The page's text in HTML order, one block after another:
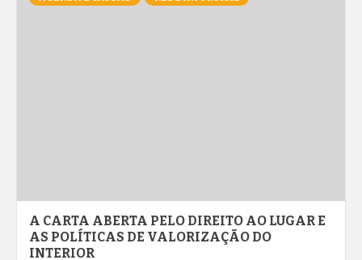
A CARTA ABERTA PELO DIREITO AO LUGAR E
AS POLÍTICAS DE VALORIZAÇÃO DO
INTERIOR